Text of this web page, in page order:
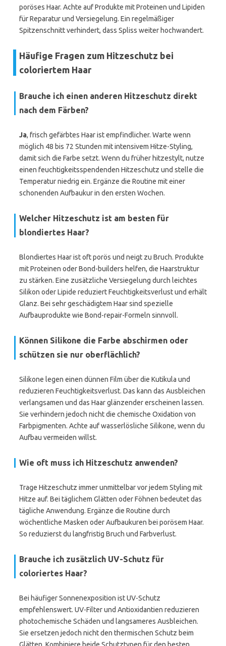
poröses Haar. Achte auf Produkte mit Proteinen und Lipiden
für Reparatur und Versiegelung. Ein regelmäßiger
Spitzenschnitt verhindert, dass Spliss weiter hochwandert.
Häufige Fragen zum Hitzeschutz bei
coloriertem Haar
Brauche ich einen anderen Hitzeschutz direkt
nach dem Färben?
Ja, frisch gefärbtes Haar ist empfindlicher. Warte wenn
möglich 48 bis 72 Stunden mit intensivem Hitze-Styling,
damit sich die Farbe setzt. Wenn du früher hitzestylt, nutze
einen feuchtigkeitsspendenden Hitzeschutz und stelle die
Temperatur niedrig ein. Ergänze die Routine mit einer
schonenden Aufbaukur in den ersten Wochen.
Welcher Hitzeschutz ist am besten für
blondiertes Haar?
Blondiertes Haar ist oft porös und neigt zu Bruch. Produkte
mit Proteinen oder Bond-builders helfen, die Haarstruktur
zu stärken. Eine zusätzliche Versiegelung durch leichtes
Silikon oder Lipide reduziert Feuchtigkeitsverlust und erhält
Glanz. Bei sehr geschädigtem Haar sind spezielle
Aufbauprodukte wie Bond-repair-Formeln sinnvoll.
Können Silikone die Farbe abschirmen oder
schützen sie nur oberflächlich?
Silikone legen einen dünnen Film über die Kutikula und
reduzieren Feuchtigkeitsverlust. Das kann das Ausbleichen
verlangsamen und das Haar glänzender erscheinen lassen.
Sie verhindern jedoch nicht die chemische Oxidation von
Farbpigmenten. Achte auf wasserlösliche Silikone, wenn du
Aufbau vermeiden willst.
Wie oft muss ich Hitzeschutz anwenden?
Trage Hitzeschutz immer unmittelbar vor jedem Styling mit
Hitze auf. Bei täglichem Glätten oder Föhnen bedeutet das
tägliche Anwendung. Ergänze die Routine durch
wöchentliche Masken oder Aufbaukuren bei porösem Haar.
So reduzierst du langfristig Bruch und Farbverlust.
Brauche ich zusätzlich UV-Schutz für
coloriertes Haar?
Bei häufiger Sonnenexposition ist UV-Schutz
empfehlenswert. UV-Filter und Antioxidantien reduzieren
photochemische Schäden und langsameres Ausbleichen.
Sie ersetzen jedoch nicht den thermischen Schutz beim